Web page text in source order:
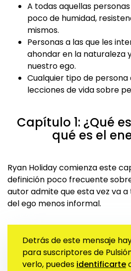
A todas aquellas
poco de humidad,
mismos.
Personas a las que les
ahondar en la naturaleza
nuestro ego.
Cualquier tipo de
lecciones de vida sobre
Capítulo 1: ¿Qué
qué es el
Ryan Holiday comienza este
definición poco frecuente
autor admite que esta vez va
del ego menos informal.
Detrás de este mensaje
para suscriptores de
verlo, puedes identificarte